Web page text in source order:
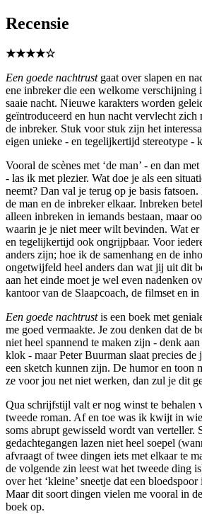
Recensie
★★★★☆
Een goede nachtrustgaat over slapen en
ene inbreker die een welkome verschijning
saaie nacht. Nieuwe karakters worden
geïntroduceerd en hun nacht vervlecht zich
de inbreker. Stuk voor stuk zijn het
eigen unieke - en tegelijkertijd stereotype -
Vooral de scènes met ‘de man’ - en dan
- las ik met plezier. Wat doe je als een
neemt? Dan val je terug op je basis
de man en de inbreker elkaar. Inbreken
alleen inbreken in iemands bestaan, maar
waarin je je niet meer wilt bevinden. Wat
en tegelijkertijd ook ongrijpbaar. Voor
anders zijn; hoe ik de samenhang en de
ongetwijfeld heel anders dan wat jij uit dit
aan het einde moet je wel even nadenken
kantoor van de Slaapcoach, de filmset en
Een goede nachtrustis een boek met
me goed vermaakte. Je zou denken dat de
niet heel spannend te maken zijn - denk
klok - maar Peter Buurman slaat precies de
een sketch kunnen zijn. De humor en toon
ze voor jou net niet werken, dan zul je dit
Qua schrijfstijl valt er nog winst te behalen
tweede roman. Af en toe was ik kwijt in
soms abrupt gewisseld wordt van verteller.
gedachtegangen lazen niet heel soepel
afvraagt of twee dingen iets met elkaar te
de volgende zin leest wat het tweede ding
over het ‘kleine’ sneetje dat een
Maar dit soort dingen vielen me vooral in
boek op.